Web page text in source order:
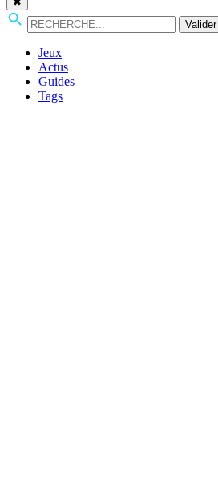
Valider
Jeux
Actus
Guides
Tags